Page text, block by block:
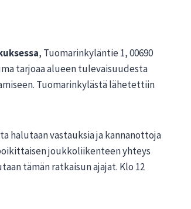
, Tuomarinkyläntie 1, 00690
tarjoaa alueen tulevaisuudesta
Tuomarinkylästä lähetettiin
halutaan vastauksia ja kannanottoja
joukkoliikenteen yhteys
tämän ratkaisun ajajat. Klo 12